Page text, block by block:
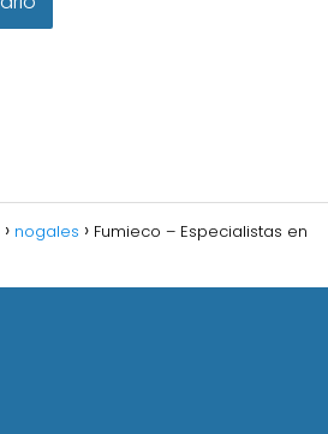
nogales
Fumieco – Especialistas en